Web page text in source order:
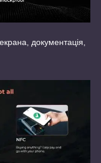
документація,